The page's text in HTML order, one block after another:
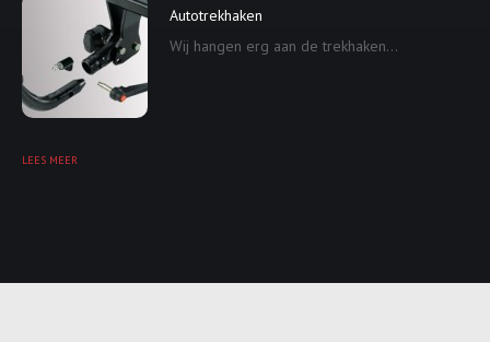
Autotrekhaken
Wij hangen erg aan de trekhaken...
LEES MEER